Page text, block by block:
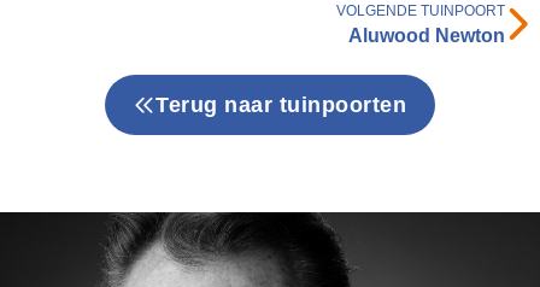
VOLGENDE TUINPOORT
Aluwood Newton
Terug naar tuinpoorten